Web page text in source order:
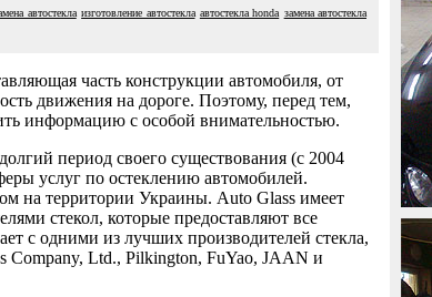
автостекла изготовление автостекла автостекла honda замена автостекла
часть конструкции автомобиля, от
движения на дороге. Поэтому, перед тем,
информацию с особой внимательностью.
период своего существования (с 2004
услуг по остеклению автомобилей.
на территории Украины. Auto Glass имеет
стекол, которые предоставляют все
с одними из лучших производителей стекла,
Company, Ltd., Pilkington, FuYao, JAAN и